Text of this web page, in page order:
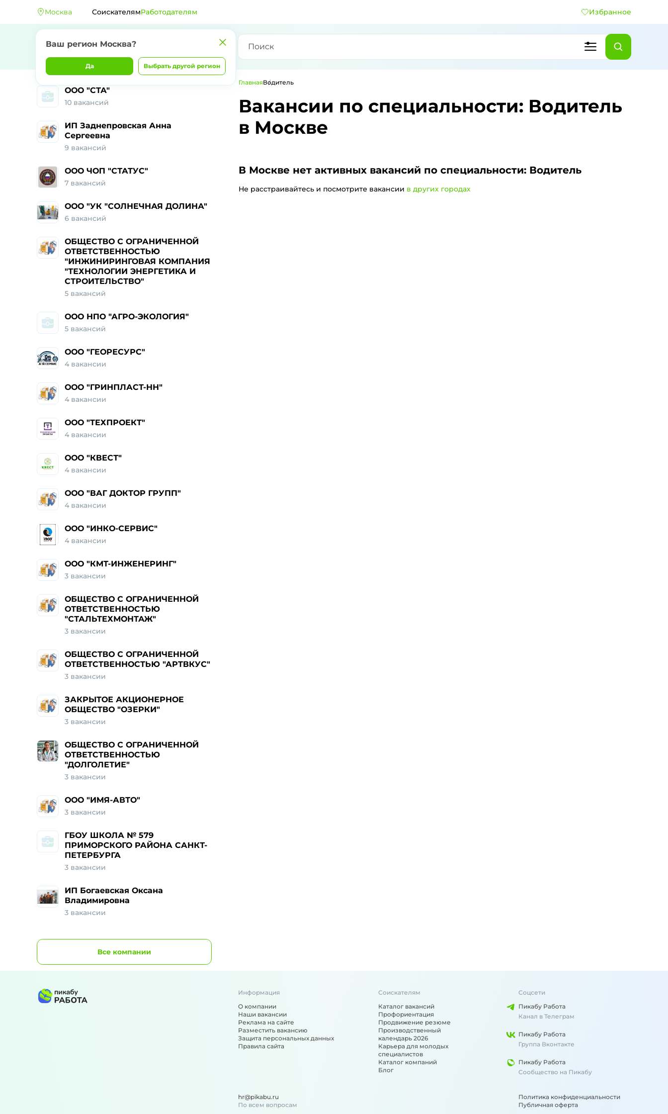
Москва
Ваш регион Москва?
Да Выбрать другой регион
СоискателямРаботодателям Избранное
ООО "СТА"
10 вакансий
ИП Заднепровская Анна
Сергеевна
9 вакансий
ООО ЧОП "СТАТУС"
7 вакансий
ООО "УК "СОЛНЕЧНАЯ ДОЛИНА"
6 вакансий
ОБЩЕСТВО С ОГРАНИЧЕННОЙ
ОТВЕТСТВЕННОСТЬЮ
"ИНЖИНИРИНГОВАЯ КОМПАНИЯ
"ТЕХНОЛОГИИ ЭНЕРГЕТИКА И
СТРОИТЕЛЬСТВО"
5 вакансий
ООО НПО "АГРО-ЭКОЛОГИЯ"
5 вакансий
ООО "ГЕОРЕСУРС"
4 вакансии
ООО "ГРИНПЛАСТ-НН"
4 вакансии
ООО "ТЕХПРОЕКТ"
4 вакансии
ООО "КВЕСТ"
4 вакансии
ООО "ВАГ ДОКТОР ГРУПП"
4 вакансии
ООО "ИНКО-СЕРВИС"
4 вакансии
ООО "КМТ-ИНЖЕНЕРИНГ"
3 вакансии
ОБЩЕСТВО С ОГРАНИЧЕННОЙ
ОТВЕТСТВЕННОСТЬЮ
"СТАЛЬТЕХМОНТАЖ"
3 вакансии
ОБЩЕСТВО С ОГРАНИЧЕННОЙ
ОТВЕТСТВЕННОСТЬЮ "АРТВКУС"
3 вакансии
ЗАКРЫТОЕ АКЦИОНЕРНОЕ
ОБЩЕСТВО "ОЗЕРКИ"
3 вакансии
ОБЩЕСТВО С ОГРАНИЧЕННОЙ
ОТВЕТСТВЕННОСТЬЮ
"ДОЛГОЛЕТИЕ"
3 вакансии
ООО "ИМЯ-АВТО"
3 вакансии
ГБОУ ШКОЛА № 579
ПРИМОРСКОГО РАЙОНА САНКТ-
ПЕТЕРБУРГА
3 вакансии
ИП Богаевская Оксана
Владимировна
3 вакансии
Все компании
ГлавнаяВодитель
Вакансии по специальности: Водитель
в Москве
В Москве нет активных вакансий по специальности: Водитель
Не расстраивайтесь и посмотрите вакансии в других городах
Информация
О компании
Наши вакансии
Реклама на сайте
Разместить вакансию
Защита персональных данных
Правила сайта
Соискателям
Каталог вакансий
Профориентация
Продвижение резюме
Производственный
календарь 2026
Карьера для молодых
специалистов
Каталог компаний
Блог
Соцсети
Пикабу Работа
Канал в Телеграм
Пикабу Работа
Группа Вконтакте
Пикабу Работа
Сообщество на Пикабу
hr@pikabu.ru
По всем вопросам
Политика конфиденциальности
Публичная оферта